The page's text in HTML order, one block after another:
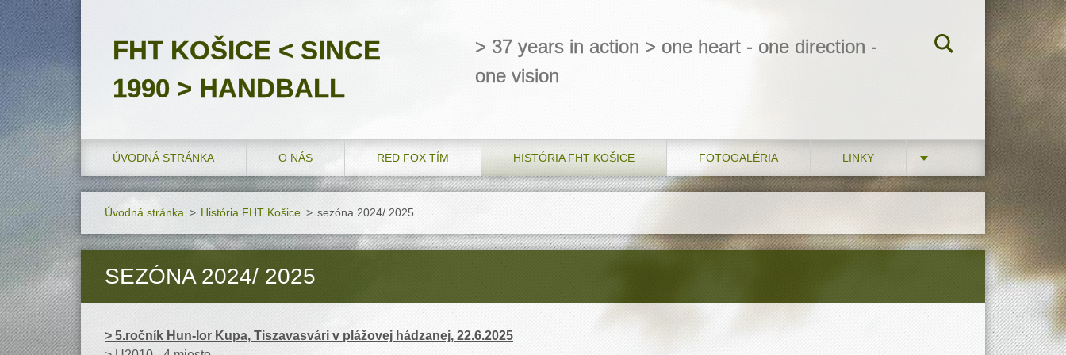
FHT KOŠICE < SINCE
1990 > HANDBALL
> 37 years in action > one heart - one direction -
one vision
ÚVODNÁ STRÁNKA O NÁS RED FOX TÍM HISTÓRIA FHT KOŠICE FOTOGALÉRIA LINKY
Úvodná stránka > História FHT Košice > sezóna 2024/ 2025
SEZÓNA 2024/ 2025
> 5.ročník Hun-Ior Kupa, Tiszavasvári v plážovej hádzanej, 22.6.2025